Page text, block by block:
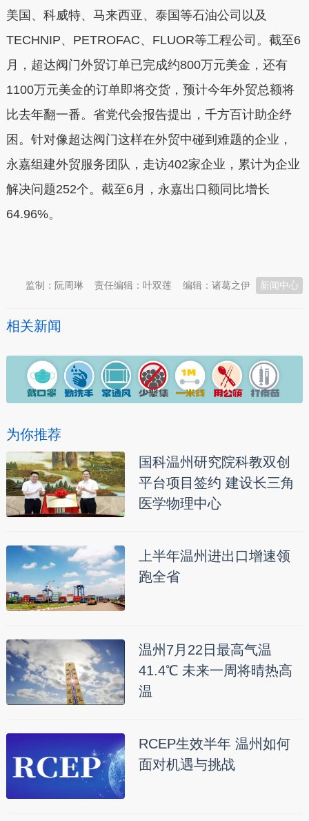
美国、科威特、马来西亚、泰国等石油公司以及
TECHNIP、PETROFAC、FLUOR等工程公司。截至6
月，超达阀门外贸订单已完成约800万元美金，还有
1100万元美金的订单即将交货，预计今年外贸总额将
比去年翻一番。省党代会报告提出，千方百计助企纾
困。针对像超达阀门这样在外贸中碰到难题的企业，
永嘉组建外贸服务团队，走访402家企业，累计为企业
解决问题252个。截至6月，永嘉出口额同比增长
64.96%。
新闻中心
编辑：诸葛之伊
责任编辑：叶双莲
监制：阮周琳
相关新闻
为你推荐
国科温州研究院科教双创
平台项目签约 建设长三角
医学物理中心
上半年温州进出口增速领
跑全省
温州7月22日最高气温
41.4℃ 未来一周将晴热高
温
RCEP生效半年 温州如何
面对机遇与挑战